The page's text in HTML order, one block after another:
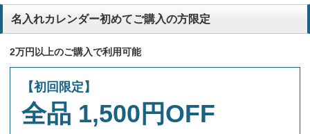
名入れカレンダー初めてご購入の方限定
2万円以上のご購入で利用可能
【初回限定】
全品 1,500円OFF